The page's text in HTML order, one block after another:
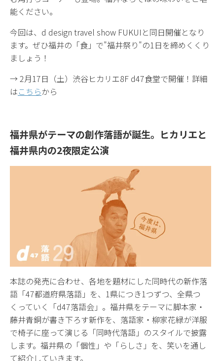
能ください。
今回は、d design travel show FUKUIと同日開催となり
ます。ぜひ福井の「食」で"福井祭り"の1日を締めくくり
ましょう！
→ 2月17日（土）渋谷ヒカリエ8F d47食堂で開催！詳細
はこちらから
福井県がテーマの創作落語が誕生。ヒカリエと
福井県内の2夜限定公演
本誌の発売に合わせ、各地を題材にした同時代の新作落
語「47都道府県落語」を、1県につき1つずつ、全県つ
くっていく「d47落語会」。福井県をテーマに脚本家・
藤井青銅が書き下ろす新作を、落語家・柳家花緑が洋服
で椅子に座って演じる「同時代落語」のスタイルで披露
します。福井県の「個性」や「らしさ」を、笑いを通し
て紹介していきます。